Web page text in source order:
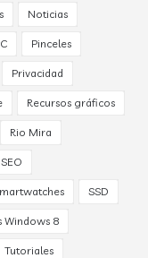
Noticias
Pinceles
Privacidad
Recursos gráficos
Rio Mira
SEO
SSD
Windows 8
Tutoriales